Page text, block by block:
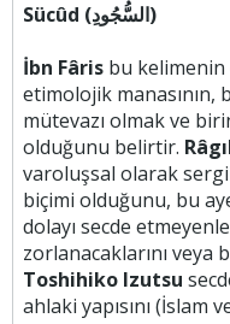
Sücûd (السُّجُودِ)
İbn Fâris bu kelimenin
etimolojik manasının,
mütevazı olmak ve
olduğunu belirtir.
varoluşsal olarak
biçimi olduğunu, bu
dolayı secde
zorlanacaklarını veya
Toshihiko Izutsu
ahlaki yapısını